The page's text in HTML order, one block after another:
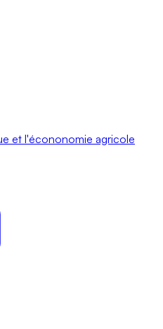
et l'écononomie agricole